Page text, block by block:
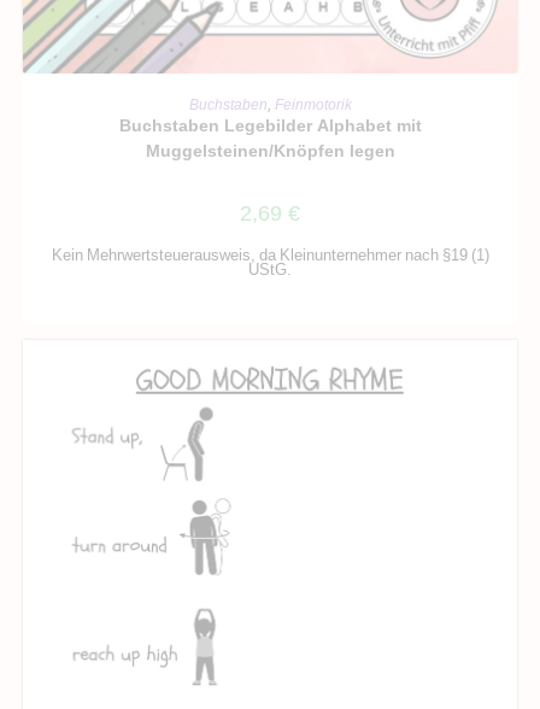
IN DEN WARENKORB
Buchstaben, Feinmotorik
Buchstaben Legebilder Alphabet mit
Muggelsteinen/Knöpfen legen
2,69 €
Kein Mehrwertsteuerausweis, da Kleinunternehmer nach §19 (1)
UStG.